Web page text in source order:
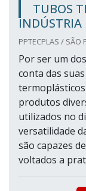
TUBOS
INDÚSTRIA
PPTECPLAS / SÃO
Por ser um
conta das
produtos
utilizados no
versatilidade
são capazes
voltados a